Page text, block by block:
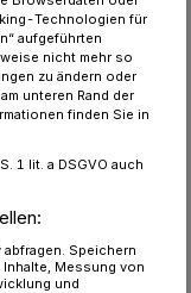
Technologien für
aufgeführten
nicht mehr so
zu ändern oder
unteren Rand der
finden Sie in
1 lit. a DSGVO auch
Speichern
Messung von
und